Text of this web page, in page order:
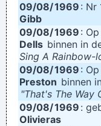
celebrate the
09/08/1969 : Nr
Gibb
09/08/1969 :
Dells binnen in
Sing A Rainbow-
09/08/1969 :
Preston binnen
"That's The Way
09/08/1969 :
Olivieras